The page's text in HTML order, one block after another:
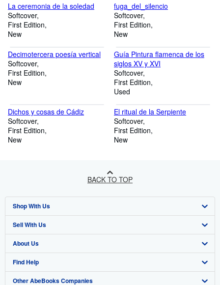
La ceremonia de la soledad
Softcover
First Edition
New
fuga_del_silencio
Softcover
First Edition
New
Decimotercera poesía vertical
Softcover
First Edition
New
Guía Pintura flamenca de los
siglos XV y XVI
Softcover
First Edition
Used
Dichos y cosas de Cádiz
Softcover
First Edition
New
El ritual de la Serpiente
Softcover
First Edition
New
BACK TO TOP
Shop With Us
Advanced Search
Browse Collections
My Account
My Orders
Sell With Us
Start Selling
Join Our Affiliate Programme
Book Buyback
About Us
About AbeBooks
Media
Find Help
Help
Other AbeBooks Companies